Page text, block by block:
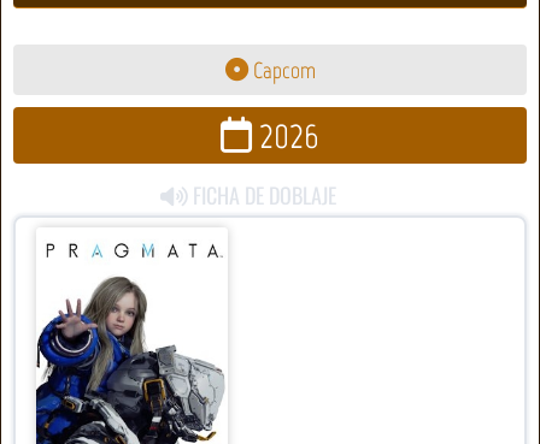
Capcom
2026
FICHA DE DOBLAJE